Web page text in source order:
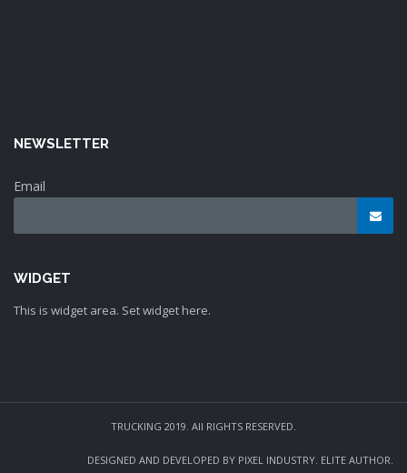
NEWSLETTER
Email
WIDGET
This is widget area. Set widget here.
TRUCKING 2019. All RIGHTS RESERVED.
DESIGNED AND DEVELOPED BY PIXEL INDUSTRY. ELITE AUTHOR.